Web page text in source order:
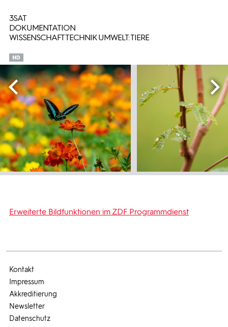
3SAT
DOKUMENTATION
WISSENSCHAFT TECHNIK UMWELT: TIERE
Erweiterte Bildfunktionen im ZDF Programmdienst
Kontakt
Impressum
Akkreditierung
Newsletter
Datenschutz